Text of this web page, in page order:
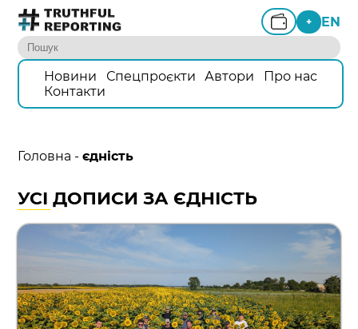
+ EN
Новини Спецпроєкти Автори
Про нас
Контакти
Головна -єдність
УСІ ДОПИСИ ЗА ЄДНІСТЬ